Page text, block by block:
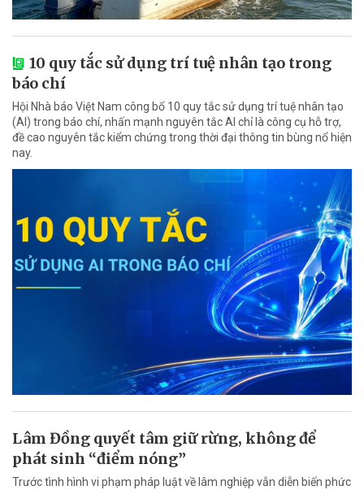
10 quy tắc sử dụng trí tuệ nhân tạo trong
báo chí
Hội Nhà báo Việt Nam công bố 10 quy tắc sử dụng trí tuệ nhân tạo
(AI) trong báo chí, nhấn mạnh nguyên tắc AI chỉ là công cụ hỗ trợ,
đề cao nguyên tắc kiểm chứng trong thời đại thông tin bùng nổ hiện
nay.
Lâm Đồng quyết tâm giữ rừng, không để
phát sinh “điểm nóng”
Trước tình hình vi phạm pháp luật về lâm nghiệp vẫn diễn biến phức